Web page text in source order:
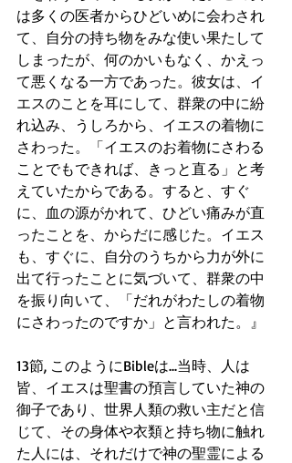
は多くの医者からひどいめに会わされ
て、自分の持ち物をみな使い果たして
しまったが、何のかいもなく、かえっ
て悪くなる一方であった。彼女は、イ
エスのことを耳にして、群衆の中に紛
れ込み、うしろから、イエスの着物に
さわった。「イエスのお着物にさわる
ことでもできれば、きっと直る」と考
えていたからである。すると、すぐ
に、血の源がかれて、ひどい痛みが直
ったことを、からだに感じた。イエス
も、すぐに、自分のうちから力が外に
出て行ったことに気づいて、群衆の中
を振り向いて、「だれがわたしの着物
にさわったのですか」と言われた。』
13節, このようにBibleは...当時、人は
皆、イエスは聖書の預言していた神の
御子であり、世界人類の救い主だと信
じて、その身体や衣類と持ち物に触れ
た人には、それだけで神の聖霊による